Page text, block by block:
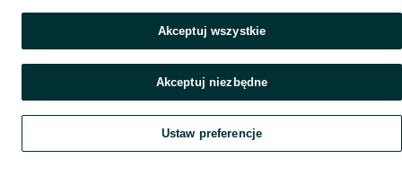
Szukaj Obserwujesz Dodaj Czat Konto
Akceptuj wszystkie
Akceptuj niezbędne
Ustaw preferencje